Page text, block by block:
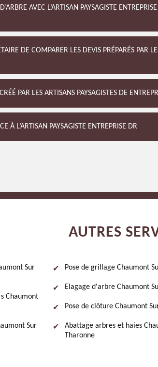
AVEC L’ARTISAN PAYSAGISTE
DE COMPARER LES DEVIS PRÉPARÉS PAR
PAR LES ARTISANS PAYSAGISTES DE
À L’ARTISAN PAYSAGISTE ENTREPRISE DR
AUTRES
Sur
Chaumont
Sur
Pose de grillage Chaumont
Elagage d'arbre Chaumont
Pose de clôture Chaumont
Abattage arbres et haies
Tharonne